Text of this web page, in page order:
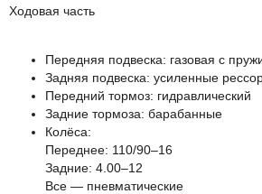
Ходовая часть
Передняя подвеска: газовая с
Задняя подвеска: усиленные
Передний тормоз: гидравлический
Задние тормоза: барабанные
Колёса:
Переднее: 110/90–16
Задние: 4.00–12
Все — пневматические